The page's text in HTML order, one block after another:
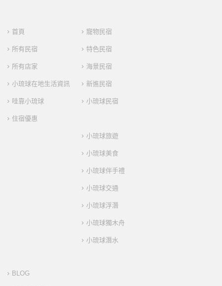
首頁
所有民宿
所有店家
小琉球在地生活資訊
哇靠小琉球
住宿優惠
寵物民宿
特色民宿
海景民宿
新進民宿
小琉球民宿
小琉球旅遊
小琉球美食
小琉球伴手禮
小琉球交通
小琉球浮潛
小琉球獨木舟
小琉球潛水
BLOG